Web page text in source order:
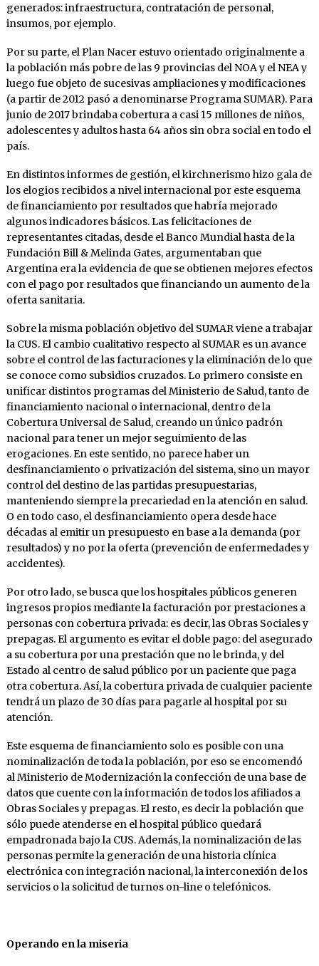
generados: infraestructura, contratación de personal,
insumos, por ejemplo.
Por su parte, el Plan Nacer estuvo orientado originalmente a
la población más pobre de las 9 provincias del NOA y el NEA y
luego fue objeto de sucesivas ampliaciones y modificaciones
(a partir de 2012 pasó a denominarse Programa SUMAR). Para
junio de 2017 brindaba cobertura a casi 15 millones de niños,
adolescentes y adultos hasta 64 años sin obra social en todo el
país.
En distintos informes de gestión, el kirchnerismo hizo gala de
los elogios recibidos a nivel internacional por este esquema
de financiamiento por resultados que habría mejorado
algunos indicadores básicos. Las felicitaciones de
representantes citadas, desde el Banco Mundial hasta de la
Fundación Bill & Melinda Gates, argumentaban que
Argentina era la evidencia de que se obtienen mejores efectos
con el pago por resultados que financiando un aumento de la
oferta sanitaria.
Sobre la misma población objetivo del SUMAR viene a trabajar
la CUS. El cambio cualitativo respecto al SUMAR es un avance
sobre el control de las facturaciones y la eliminación de lo que
se conoce como subsidios cruzados. Lo primero consiste en
unificar distintos programas del Ministerio de Salud, tanto de
financiamiento nacional o internacional, dentro de la
Cobertura Universal de Salud, creando un único padrón
nacional para tener un mejor seguimiento de las
erogaciones. En este sentido, no parece haber un
desfinanciamiento o privatización del sistema, sino un mayor
control del destino de las partidas presupuestarias,
manteniendo siempre la precariedad en la atención en salud.
O en todo caso, el desfinanciamiento opera desde hace
décadas al emitir un presupuesto en base a la demanda (por
resultados) y no por la oferta (prevención de enfermedades y
accidentes).
Por otro lado, se busca que los hospitales públicos generen
ingresos propios mediante la facturación por prestaciones a
personas con cobertura privada: es decir, las Obras Sociales y
prepagas. El argumento es evitar el doble pago: del asegurado
a su cobertura por una prestación que no le brinda, y del
Estado al centro de salud público por un paciente que paga
otra cobertura. Así, la cobertura privada de cualquier paciente
tendrá un plazo de 30 días para pagarle al hospital por su
atención.
Este esquema de financiamiento solo es posible con una
nominalización de toda la población, por eso se encomendó
al Ministerio de Modernización la confección de una base de
datos que cuente con la información de todos los afiliados a
Obras Sociales y prepagas. El resto, es decir la población que
sólo puede atenderse en el hospital público quedará
empadronada bajo la CUS. Además, la nominalización de las
personas permite la generación de una historia clínica
electrónica con integración nacional, la interconexión de los
servicios o la solicitud de turnos on-line o telefónicos.
Operando en la miseria